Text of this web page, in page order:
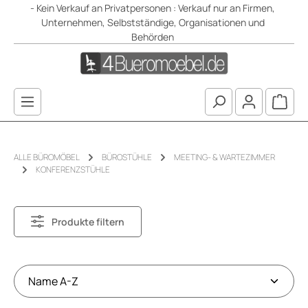
Zum Hauptinhalt springen
- Kein Verkauf an Privatpersonen : Verkauf nur an Firmen,
Unternehmen, Selbstständige, Organisationen und
Behörden
ALLE BÜROMÖBEL BÜROSTÜHLE
MEETING- & WARTEZIMMER
KONFERENZSTÜHLE
Produkte filtern